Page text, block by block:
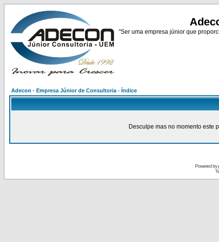
"Ser uma empresa júnior que
Adecon - Empresa Júnior de Consultoria - Índice
Desculpe mas no momento este
Powered by